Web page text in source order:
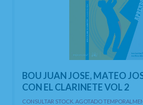
BOU JUAN JOSE, MATEO
CON EL CLARINETE VOL 2
CONSULTAR STOCK. AGOTADO